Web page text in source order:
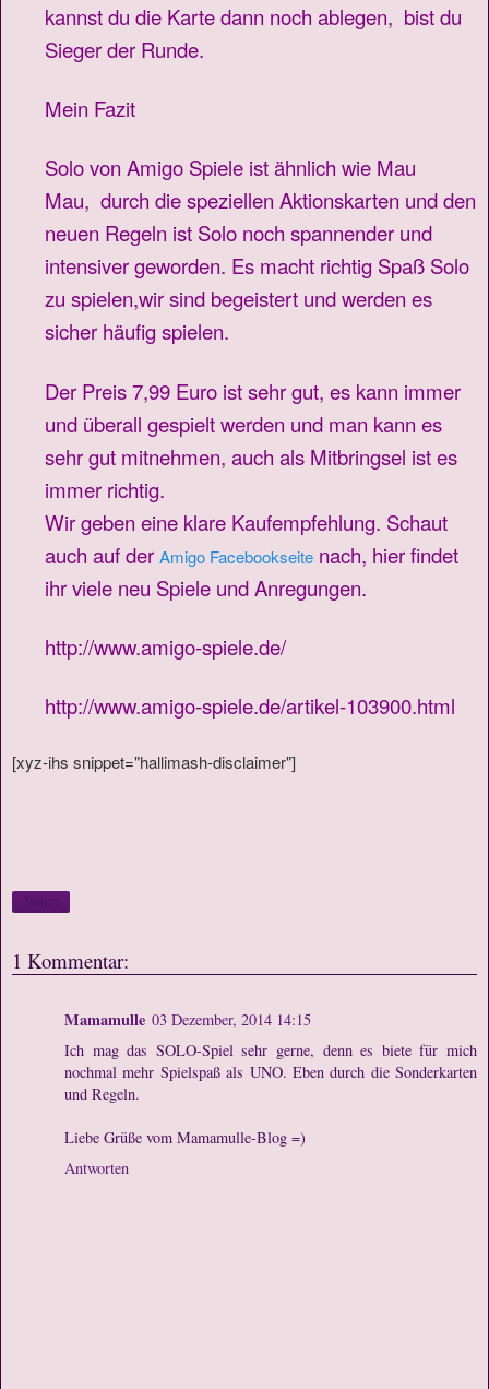
kannst du die Karte dann noch ablegen, bist du
Sieger der Runde.
Mein Fazit
Solo von Amigo Spiele ist ähnlich wie Mau
Mau, durch die speziellen Aktionskarten und den
neuen Regeln ist Solo noch spannender und
intensiver geworden. Es macht richtig Spaß Solo
zu spielen,wir sind begeistert und werden es
sicher häufig spielen.
Der Preis 7,99 Euro ist sehr gut, es kann immer
und überall gespielt werden und man kann es
sehr gut mitnehmen, auch als Mitbringsel ist es
immer richtig.
Wir geben eine klare Kaufempfehlung. Schaut
auch auf der Amigo Facebookseite nach, hier findet
ihr viele neu Spiele und Anregungen.
http://www.amigo-spiele.de/
http://www.amigo-spiele.de/artikel-103900.html
[xyz-ihs snippet="hallimash-disclaimer"]
1 Kommentar:
Mamamulle 03 Dezember, 2014 14:15
Ich mag das SOLO-Spiel sehr gerne, denn es biete für mich
nochmal mehr Spielspaß als UNO. Eben durch die Sonderkarten
und Regeln.
Liebe Grüße vom Mamamulle-Blog =)
Antworten